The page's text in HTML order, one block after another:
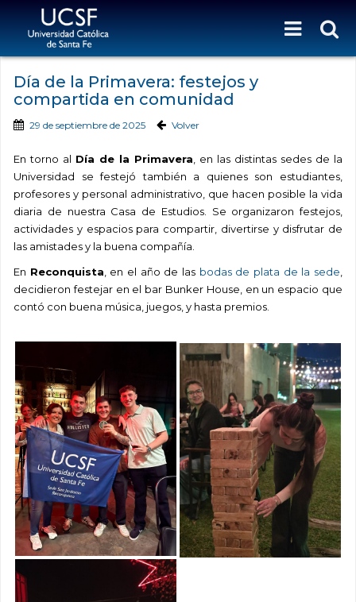
Día de la Primavera: festejos y
compartida en comunidad
29 de septiembre de 2025 Volver
En torno al Día de la Primavera , en las distintas sedes de la
Universidad se festejó también a quienes son estudiantes,
profesores y personal administrativo, que hacen posible la vida
diaria de nuestra Casa de Estudios. Se organizaron festejos,
actividades y espacios para compartir, divertirse y disfrutar de
las amistades y la buena compañía.
En Reconquista , en el año de las bodas de plata de la sede
decidieron festejar en el bar Bunker House, en un espacio que
contó con buena música, juegos, y hasta premios.